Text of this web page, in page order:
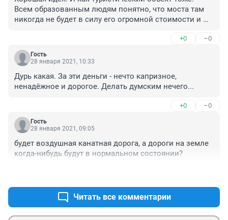
Всем образованным людям понятно, что моста там
никогда не будет в силу его огромной стоимости и
+0 –0
Гость
28 января 2021, 10:33
Дурь какая. За эти деньги - нечто капризное,
ненадёжное и дорогое. Делать думским нечего...
+0 –0
Гость
28 января 2021, 09:05
будет воздушная канатная дорога, а дороги на земле
когда-нибудь будут в нормальном состоянии?
Читать все комментарии